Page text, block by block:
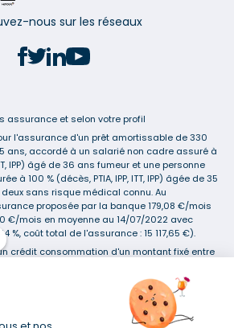
nous sur les réseaux
assurance et selon votre profil
l'assurance d'un prêt amortissable de 330
ans, accordé à un salarié non cadre assuré à
IPP) âgé de 36 ans fumeur et une personne
à 100 % (décès, PTIA, IPP, ITT, IPP) âgée de 35
sans risque médical connu. Au
proposée par la banque 179,08 €/mois
€/mois en moyenne au 14/07/2022 avec
%, coût total de l'assurance : 15 117,65 €).
crédit consommation d'un montant fixé entre
des mensualités entraîne l'allongement
ainsi que la hausse du coût total du